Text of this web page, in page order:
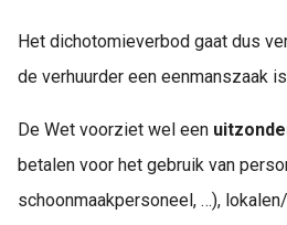
Het dichotomieverbod gaat dus
de verhuurder een eenmanszaak
De Wet voorziet wel een
betalen voor het gebruik van
schoonmaakpersoneel, …),